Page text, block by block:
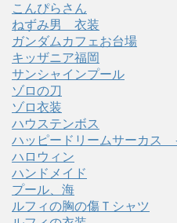
こんぴらさん
ねずみ男 衣装
ガンダムカフェお台場
キッザニア福岡
サンシャインプール
ゾロの刀
ゾロ衣装
ハウステンボス
ハッピードリームサーカス
ハロウィン
ハンドメイド
プール、海
ルフィの胸の傷Ｔシャツ